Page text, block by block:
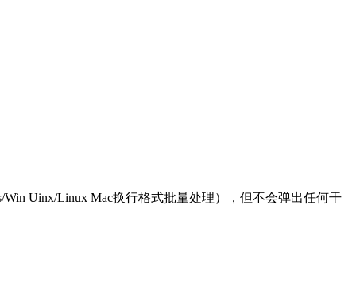
Uinx/Linux Mac换行格式批量处理），但不会弹出任何干